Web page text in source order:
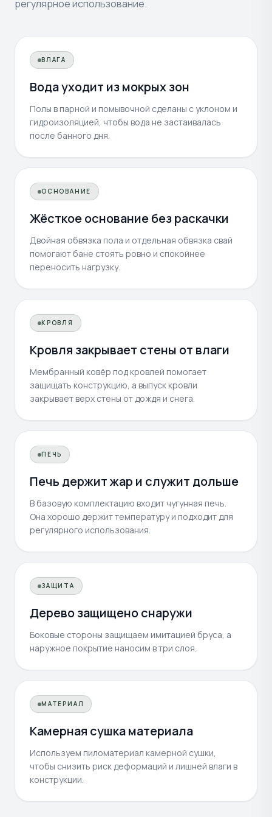
регулярное использование.
ВЛАГА
Вода уходит из мокрых зон
Полы в парной и помывочной сделаны с уклоном и
гидроизоляцией, чтобы вода не застаивалась
после банного дня.
ОСНОВАНИЕ
Жёсткое основание без раскачки
Двойная обвязка пола и отдельная обвязка свай
помогают бане стоять ровно и спокойнее
переносить нагрузку.
КРОВЛЯ
Кровля закрывает стены от влаги
Мембранный ковёр под кровлей помогает
защищать конструкцию, а выпуск кровли
закрывает верх стены от дождя и снега.
ПЕЧЬ
Печь держит жар и служит дольше
В базовую комплектацию входит чугунная печь.
Она хорошо держит температуру и подходит для
регулярного использования.
ЗАЩИТА
Дерево защищено снаружи
Боковые стороны защищаем имитацией бруса, а
наружное покрытие наносим в три слоя.
МАТЕРИАЛ
Камерная сушка материала
Используем пиломатериал камерной сушки,
чтобы снизить риск деформаций и лишней влаги в
конструкции.